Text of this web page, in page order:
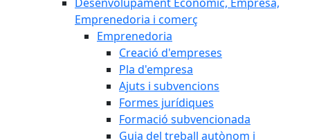
Emprenedoria i comerç
Emprenedoria
Creació d'empreses
Pla d'empresa
Ajuts i subvencions
Formes jurídiques
Formació subvencionada
Guia del treball autònom i